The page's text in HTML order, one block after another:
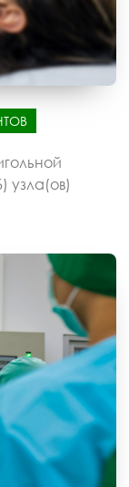
узла(ов)